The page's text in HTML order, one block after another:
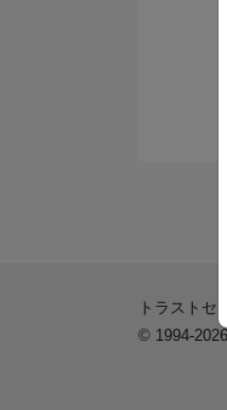
トラストセ
© 1994-